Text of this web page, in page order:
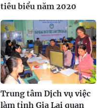
tiêu biểu năm 2020
Trung tâm Dịch vụ việc
làm tỉnh Gia Lai quan